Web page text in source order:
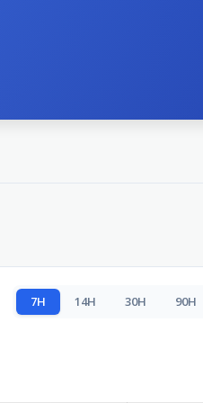
7H 14H 30H 90H